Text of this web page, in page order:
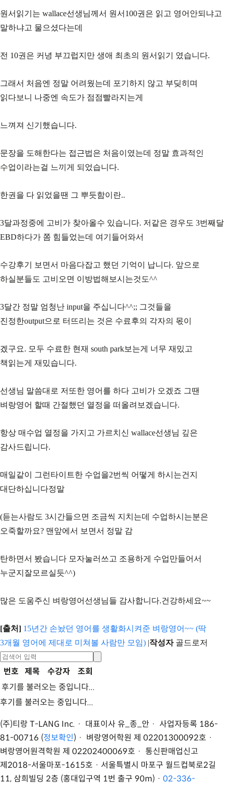
원서읽기는 wallace선생님께서 원서100권은 읽고 영어안되냐고
말하냐고 물으셨다는데
전 10권은 커녕 부끄럽지만 생애 최초의 원서읽기 였습니다.
그래서 처음엔 정말 어려웠는데 포기하지 않고 부딪히며
읽다보니 나중엔 속도가 점점빨라지는게
느껴져 신기했습니다.
문장을 도해한다는 접근법은 처음이였는데 정말 효과적인
수업이라는걸 느끼게 되었습니다.
한권을 다 읽었을땐 그 뿌듯함이란..
3달과정중에 고비가 찾아올수 있습니다. 저같은 경우도 3번째달
EBD하다가 쫌 힘들었는데 여기들어와서
수강후기 보면서 마음다잡고 했던 기억이 납니다. 앞으로
하실분들도 고비오면 이방법해보시는것도^^
3달간 정말 엄청난 input을 주십니다^^;; 그것들을
진정한output으로 터뜨리는 것은 수료후의 각자의 몫이
겠구요. 모두 수료한 현재 south park보는게 너무 재밌고
책읽는게 재밌습니다.
선생님 말씀대로 저또한 영어를 하다 고비가 오겠죠 그땐
벼랑영어 할때 간절했던 열정을 떠올려보겠습니다.
항상 매수업 열정을 가지고 가르치신 wallace선생님 깊은
감사드립니다.
매일같이 그런타이트한 수업을2번씩 어떻게 하시는건지
대단하십니다정말
(듣는사람도 3시간들으면 조금씩 지치는데 수업하시는분은
오죽할까요? 맨앞에서 보면서 정말 감
탄하면서 봤습니다 모자눌러쓰고 조용하게 수업만들어서
누군지잘모르실듯^^)
많은 도움주신 벼랑영어선생님들 감사합니다.건강하세요~~
[출처] 15년간 손놨던 영어를 생활화시켜준 벼랑영어~~ (딱
3개월 영어에 제대로 미쳐볼 사람만 모임) |작성자골드로저
번호 제목 수강자
조회
후기를 불러오는 중입니다...
후기를 불러오는 중입니다...
(주)티랑 T-LANG Inc. · 대표이사 유_종_안 · 사업자등록 186-
81-00716 (정보확인) · 벼랑영어학원 제 02201300092호 ·
벼랑영어원격학원 제 02202400069호 · 통신판매업신고
제2018-서울마포-1615호 · 서울특별시 마포구 월드컵북로2길
11, 삼희빌딩 2층 (홍대입구역 1번 출구 90m) · 02-336-